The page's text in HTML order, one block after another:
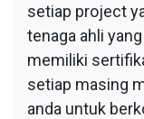
setiap project
tenaga ahli
memiliki
setiap masing
anda untuk